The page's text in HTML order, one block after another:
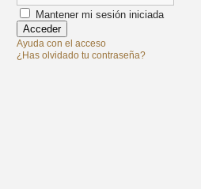
Mantener mi sesión iniciada
Acceder
Ayuda con el acceso
¿Has olvidado tu contraseña?